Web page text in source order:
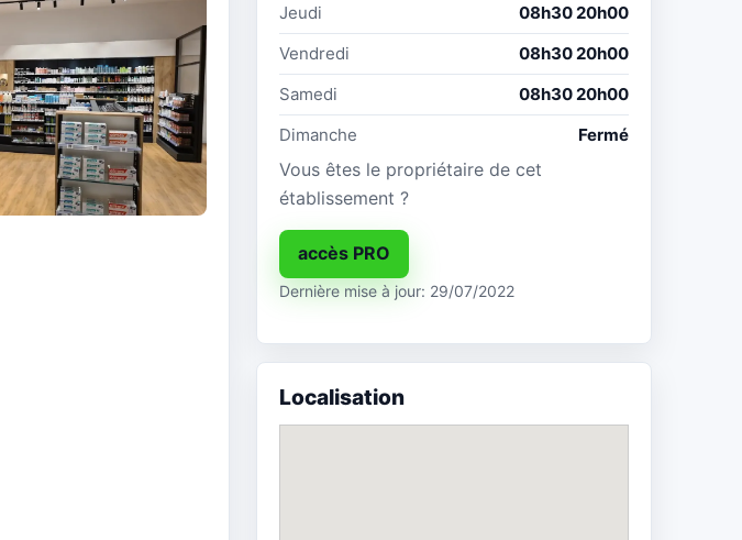
Jeudi
08h30 20h00
Vendredi
08h30 20h00
Samedi
08h30 20h00
Dimanche
Fermé
Vous êtes le propriétaire de cet
établissement ?
accès PRO
Dernière mise à jour: 29/07/2022
Localisation